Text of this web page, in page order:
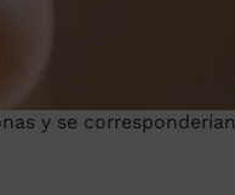
y se